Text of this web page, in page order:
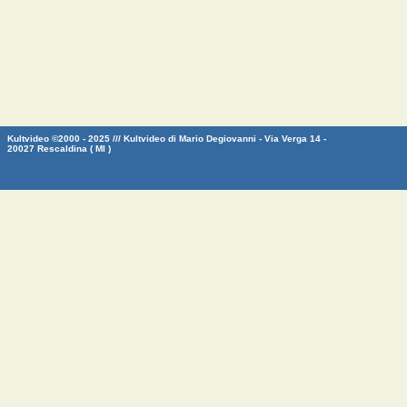
Kultvideo ©2000 - 2025 /// Kultvideo di Mario Degiovanni - Via Verga 14 -
20027 Rescaldina ( MI )